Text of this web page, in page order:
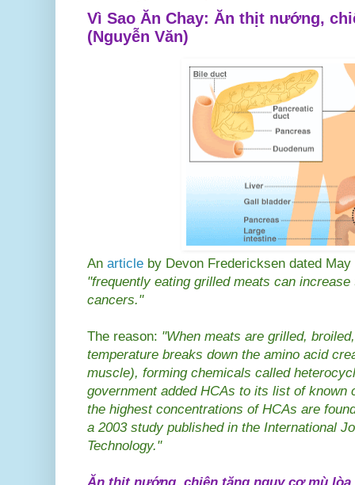
Vì Sao Ăn Chay: Ăn thịt nướng,
(Nguyễn Văn)
An article by Devon Fredericksen dated
"frequently eating grilled meats can
cancers."
The reason: "When meats are grilled,
temperature breaks down the amino acid
muscle), forming chemicals called
government added HCAs to its list of known
the highest concentrations of HCAs are
a 2003 study published in the International
Technology."